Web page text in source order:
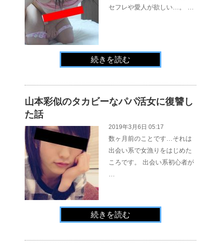
セフレや愛人が欲しい…。 …
続きを読む
山本彩似のタカビーなパパ活女に復讐し
た話
2019年3月6日 05:17
数ヶ月前のことです…それは
出会い系で女漁りをはじめた
ころです。 出会い系初心者が
続きを読む